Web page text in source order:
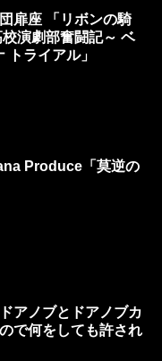
扉座 「リボンの騎
演劇部奮闘記～ ベ
トライアル」
Produce「莫逆の
アノブとドアノブカ
で何をしても許され